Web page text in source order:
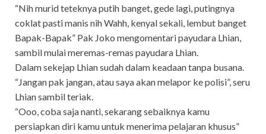
“Nih murid teteknya putih banget, gede lagi, putingnya
coklat pasti manis nih Wahh, kenyal sekali, lembut banget
Bapak-Bapak” Pak Joko mengomentari payudara Lhian,
sambil mulai meremas-remas payudara Lhian.
Dalam sekejap Lhian sudah dalam keadaan tanpa busana.
“Jangan pak jangan, atau saya akan melapor ke polisi”, seru
Lhian sambil teriak.
“Ooo, coba saja nanti, sekarang sebaiknya kamu
persiapkan diri kamu untuk menerima pelajaran khusus”